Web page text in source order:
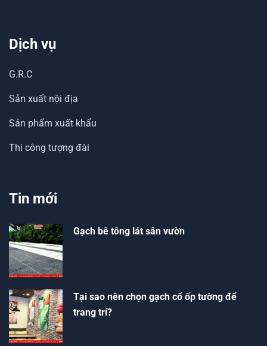
Dịch vụ
G.R.C
Sản xuất nội địa
Sản phẩm xuất khẩu
Thi công tượng đài
Tin mới
Gạch bê tông lát sân vườn
Tại sao nên chọn gạch cổ ốp tường để
trang trí?